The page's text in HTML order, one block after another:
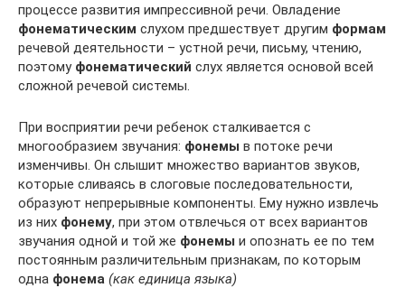
процессе развития импрессивной речи. Овладение
фонематическим слухом предшествует другим формам
речевой деятельности – устной речи, письму, чтению,
поэтому фонематический слух является основой всей
сложной речевой системы.
При восприятии речи ребенок сталкивается с
многообразием звучания: фонемы в потоке речи
изменчивы. Он слышит множество вариантов звуков,
которые сливаясь в слоговые последовательности,
образуют непрерывные компоненты. Ему нужно извлечь
из них фонему, при этом отвлечься от всех вариантов
звучания одной и той же фонемы и опознать ее по тем
постоянным различительным признакам, по которым
одна фонема (как единица языка)